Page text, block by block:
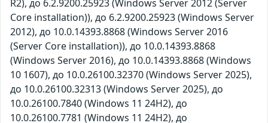
R2), до 6.2.9200.25923 (Windows Server 2012 (Server
Core installation)), до 6.2.9200.25923 (Windows Server
2012), до 10.0.14393.8868 (Windows Server 2016
(Server Core installation)), до 10.0.14393.8868
(Windows Server 2016), до 10.0.14393.8868 (Windows
10 1607), до 10.0.26100.32370 (Windows Server 2025),
до 10.0.26100.32313 (Windows Server 2025), до
10.0.26100.7840 (Windows 11 24H2), до
10.0.26100.7781 (Windows 11 24H2), до